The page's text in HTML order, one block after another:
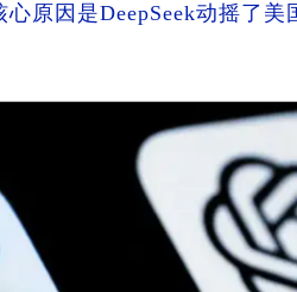
原因是DeepSeek动摇了美